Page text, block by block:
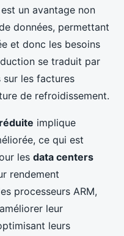
est un avantage non
données, permettant
et donc les besoins
se traduit par
sur les factures
de refroidissement.
implique
ce qui est
les data centers
rendement
processeurs ARM,
leur
leurs